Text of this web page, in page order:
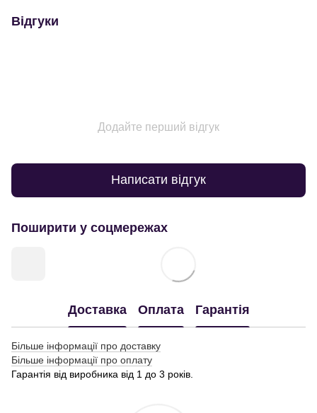
Відгуки
Додайте перший відгук
Написати відгук
Поширити у соцмережах
Доставка Оплата Гарантія
Більше інформації про доставку
Більше інформації про оплату
Гарантія від виробника від 1 до 3 років.